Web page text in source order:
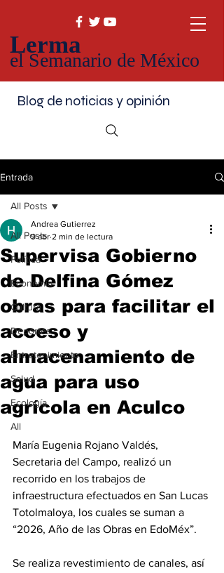
Lerma
el Semanario de México
Blog de noticias y opinión
Entrada
All Posts
Política
Economía
Cultura
Deportes
Entretenimiento
Salud
Ecología
All
All Posts
Supervisa Gobierno
de Delfina Gómez
obras para facilitar el
acceso y
almacenamiento de
agua para uso
agrícola en Aculco
Andrea Gutierrez
9 abr 2 min de lectura
María Eugenia Rojano Valdés,
Secretaria del Campo, realizó un
recorrido en los trabajos de
infraestructura efectuados en San Lucas
Totolmaloya, los cuales se suman a
“2026, Año de las Obras en EdoMéx”.
Se realiza revestimiento de canales, así